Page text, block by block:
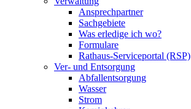
Ansprechpartner
Sachgebiete
Was erledige ich wo?
Formulare
Rathaus-Serviceportal (RSP)
Ver- und Entsorgung
Abfallentsorgung
Wasser
Strom